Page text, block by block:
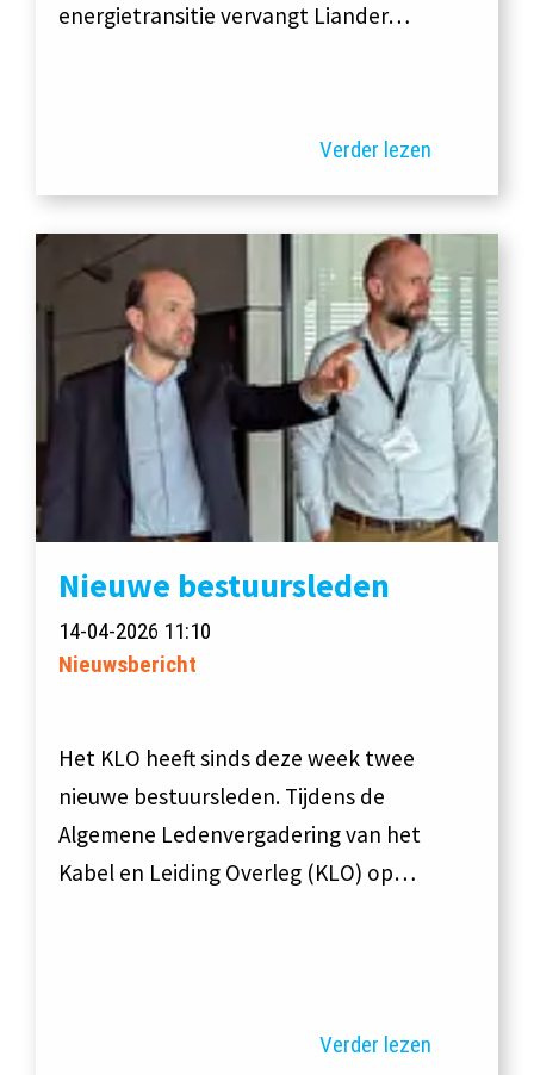
energietransitie vervangt Liander…
Verder lezen
Nieuwe bestuursleden
14-04-2026 11:10
Nieuwsbericht
Het KLO heeft sinds deze week twee
nieuwe bestuursleden. Tijdens de
Algemene Ledenvergadering van het
Kabel en Leiding Overleg (KLO) op…
Verder lezen